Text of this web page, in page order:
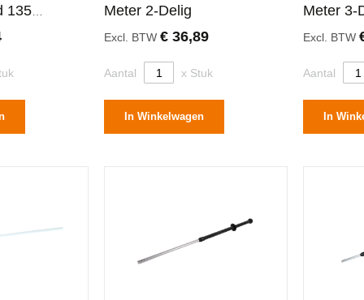
135
Meter 2-Delig
Excl. BTW€ 36,89
Aantal x Stuk
In Winkelwagen
Meter 3-
Excl. BTW
Aantal
In